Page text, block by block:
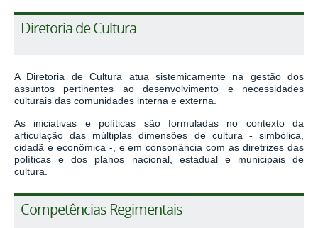
Diretoria de Cultura
A Diretoria de Cultura atua sistemicamente na gestão dos
assuntos pertinentes ao desenvolvimento e necessidades
culturais das comunidades interna e externa.
As iniciativas e políticas são formuladas no contexto da
articulação das múltiplas dimensões de cultura - simbólica,
cidadã e econômica -, e em consonância com as diretrizes das
políticas e dos planos nacional, estadual e municipais de
cultura.
Competências Regimentais